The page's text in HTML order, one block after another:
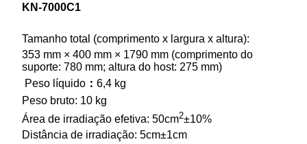
KN-7000C1
Tamanho total (comprimento x largura x altura):
353 mm × 400 mm × 1790 mm (comprimento do
suporte: 780 mm; altura do host: 275 mm)
Peso líquido ： 6,4 kg
Peso bruto: 10 kg
Área de irradiação efetiva: 50cm2±10%
Distância de irradiação: 5cm±1cm